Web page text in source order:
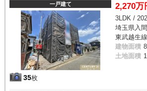
一戸建て
35枚
2,270万
3LDK /
埼玉県入
東武越生
建物面積
土地面積